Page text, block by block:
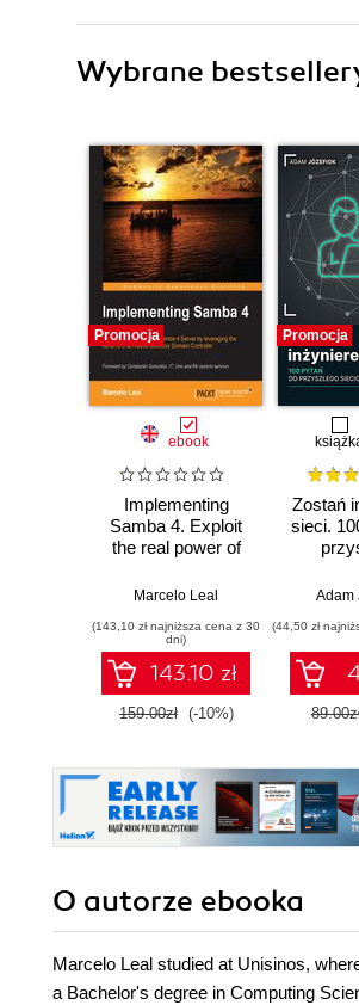
Wybrane
Promocja
ebook
Implementing
Samba 4. Exploit
the real power of
leveraging the
Active Directory
Domain Controller
Marcelo Leal
(143,10 zł najniższa cena z 30
dni)
143.10 zł
159.00zł (-10%)
Promocja
Zostań
sieci.
Adam
(44,50 zł
O autorze ebooka
Marcelo Leal studied at Unisinos,
a Bachelor's degree in Computing